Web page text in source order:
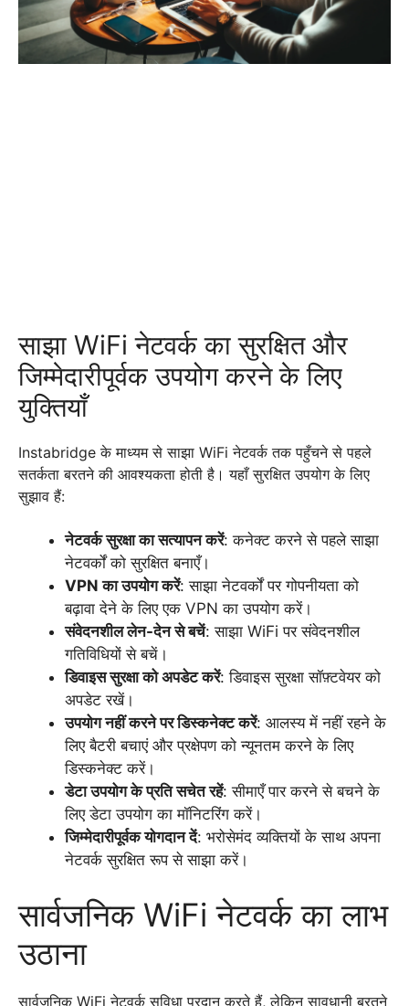
साझा WiFi नेटवर्क का सुरक्षित और
जिम्मेदारीपूर्वक उपयोग करने के लिए
युक्तियाँ
Instabridge के माध्यम से साझा WiFi नेटवर्क तक पहुँचने से पहले
सतर्कता बरतने की आवश्यकता होती है। यहाँ सुरक्षित उपयोग के लिए
सुझाव हैं:
नेटवर्क सुरक्षा का सत्यापन करें: कनेक्ट करने से पहले साझा
नेटवर्कों को सुरक्षित बनाएँ।
VPN का उपयोग करें: साझा नेटवर्कों पर गोपनीयता को
बढ़ावा देने के लिए एक VPN का उपयोग करें।
संवेदनशील लेन-देन से बचें: साझा WiFi पर संवेदनशील
गतिविधियों से बचें।
डिवाइस सुरक्षा को अपडेट करें: डिवाइस सुरक्षा सॉफ़्टवेयर को
अपडेट रखें।
उपयोग नहीं करने पर डिस्कनेक्ट करें: आलस्य में नहीं रहने के
लिए बैटरी बचाएं और प्रक्षेपण को न्यूनतम करने के लिए
डिस्कनेक्ट करें।
डेटा उपयोग के प्रति सचेत रहें: सीमाएँ पार करने से बचने के
लिए डेटा उपयोग का मॉनिटरिंग करें।
जिम्मेदारीपूर्वक योगदान दें: भरोसेमंद व्यक्तियों के साथ अपना
नेटवर्क सुरक्षित रूप से साझा करें।
सार्वजनिक WiFi नेटवर्क का लाभ
उठाना
सार्वजनिक WiFi नेटवर्क सुविधा प्रदान करते हैं, लेकिन सावधानी बरतने